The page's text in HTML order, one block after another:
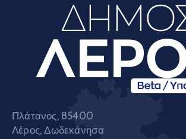
Πλάτανος, 85400
Λέρος, Δωδεκάνησα